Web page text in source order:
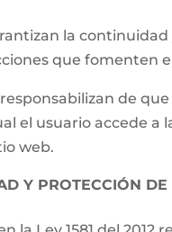
la
que fomenten
responsabilizan de
el usuario accede a
web.
Y PROTECCIÓN DE